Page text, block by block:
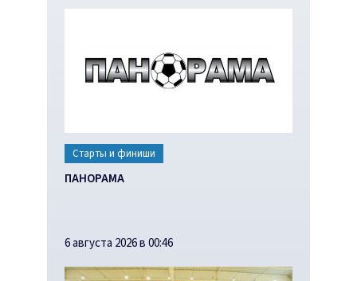
Старты и финиши
ПАНОРАМА
6 августа 2026 в 00:46